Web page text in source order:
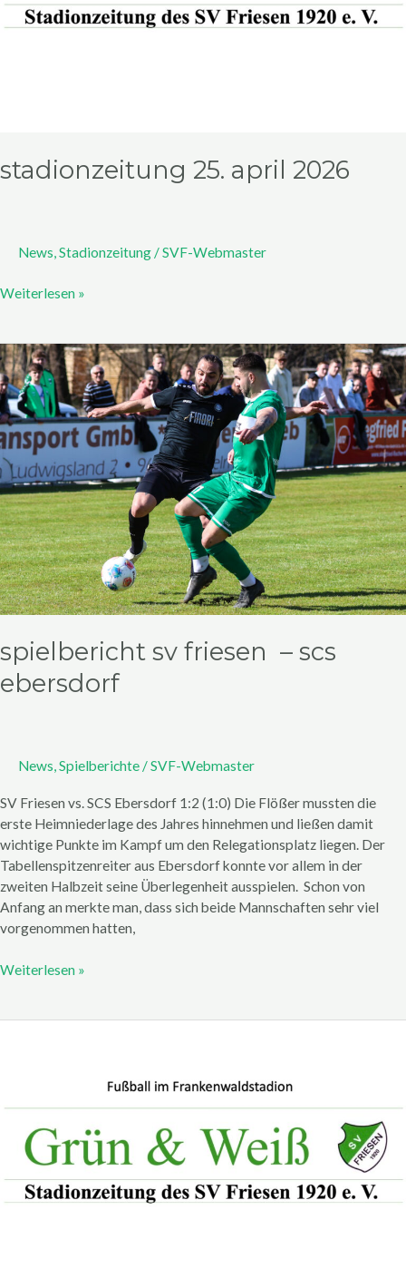
stadionzeitung 25. april 2026
News,Stadionzeitung /SVF-Webmaster
Weiterlesen »
spielbericht sv friesen – scs
ebersdorf
News,Spielberichte /SVF-Webmaster
SV Friesen vs. SCS Ebersdorf 1:2 (1:0) Die Flößer mussten die
erste Heimniederlage des Jahres hinnehmen und ließen damit
wichtige Punkte im Kampf um den Relegationsplatz liegen. Der
Tabellenspitzenreiter aus Ebersdorf konnte vor allem in der
zweiten Halbzeit seine Überlegenheit ausspielen. Schon von
Anfang an merkte man, dass sich beide Mannschaften sehr viel
vorgenommen hatten,
Spielbericht
SV
Friesen –
SCS
Ebersdorf
Weiterlesen »
SC
Sylvia
Ebersdorf